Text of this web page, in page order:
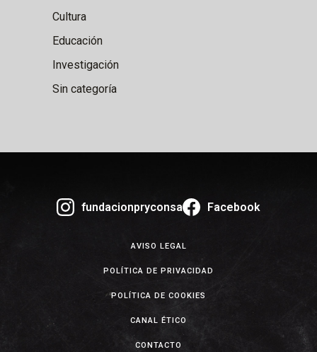
Cultura
Educación
Investigación
Sin categoría
fundacionpryconsa Facebook
AVISO LEGAL
POLÍTICA DE PRIVACIDAD
POLÍTICA DE COOKIES
CANAL ÉTICO
CONTACTO